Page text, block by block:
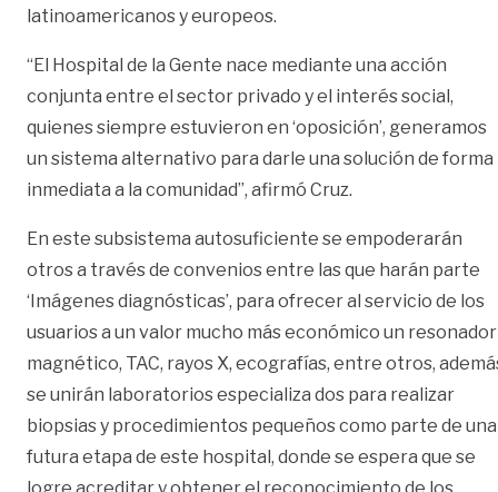
latinoamericanos y europeos.
“El Hospital de la Gente nace mediante una acción
conjunta entre el sector privado y el interés social,
quienes siempre estuvieron en ‘oposición’, generamos
un sistema alternativo para darle una solución de forma
inmediata a la comunidad”, afirmó Cruz.
En este subsistema autosuficiente se empoderarán
otros a través de convenios entre las que harán parte
‘Imágenes diagnósticas’, para ofrecer al servicio de los
usuarios a un valor mucho más económico un resonador
magnético, TAC, rayos X, ecografías, entre otros,
se unirán laboratorios especializa dos para realizar
biopsias y procedimientos pequeños como parte de una
futura etapa de este hospital, donde se espera que se
logre acreditar y obtener el reconocimiento de los